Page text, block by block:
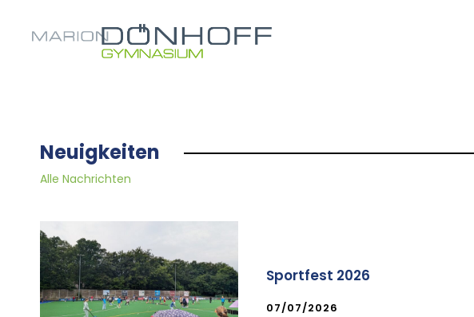
Neuigkeiten
Alle Nachrichten
Sportfest 2026
07/07/2026